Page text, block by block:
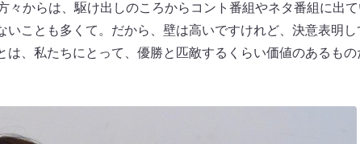
々からは、駆け出しのころからコント番組やネタ番組に出て
ことも多くて。だから、壁は高いですけれど、決意表明し
、私たちにとって、優勝と匹敵するくらい価値のあるもの